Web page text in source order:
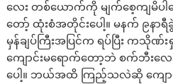
လေး တစ်ယောက်ကို မျက်စေ့ကျမိပါရ
တော့် ထုံးစံအတိုင်းပေါ့။ မနက် ၉န
မှန်ချပ်ကြီးအပြင်က ရပ်ပြီး ကသိုဏ်
ကျောင်းမရောက်တော့ဘဲ စက်ဘီးလေ
ပေါ့။ ဘယ်အထိ ကြည့်သလဲဆို ကျော